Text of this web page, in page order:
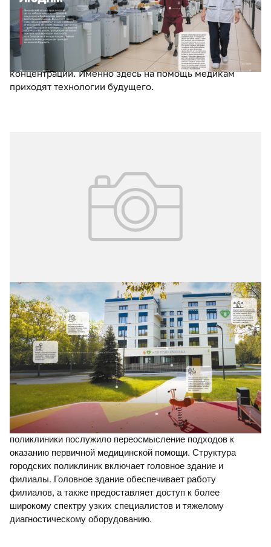
биоматериалов. В условиях такого масштабного потока
рутинные операции — от сканирования штрихкодов до
сортировки и транспортировки пробирок — становятся
настоящим вызовом, требующим не только высокой
квалификации персонала, но и безупречной
концентрации. Именно здесь на помощь медикам
приходят технологии будущего.
20.05.2026 № 2(72)
Московский стандарт поликлиники:
доступность, качество, ориентир на
пациента
Внедрение нового московского стандарта поликлиник
– один из инструментов создания комфортной
социальной среды в мегаполисе, которая помогает
повышать уровень здоровья и благополучия
горожан.
Основой создания московского стандарта
поликлиники послужило переосмысление подходов к
оказанию первичной медицинской помощи. Структура
городских поликлиник включает головноездание и
филиалы. Головное здание обеспечивает работу
филиалов, а также предоставляет доступ к более
широкому спектру узких специалистов и тяжелому
диагностическому оборудованию.